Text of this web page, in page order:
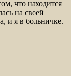
что находится
на своей
и я в больничке.